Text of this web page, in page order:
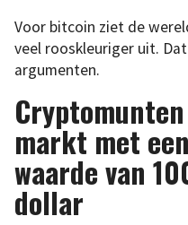
Voor bitcoin ziet de
veel rooskleuriger uit.
argumenten.
markt met
waarde van
dollar